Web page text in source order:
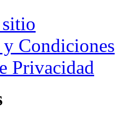
Condiciones
Privacidad